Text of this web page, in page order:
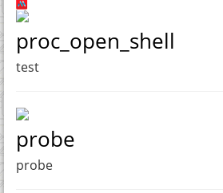
proc_open_shell
test
probe
probe